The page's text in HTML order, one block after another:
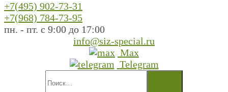
+7(495) 902-73-31
+7(968) 784-73-95
пн. - пт. с 9:00 до 17:00
info@siz-special.ru
Max
Telegram